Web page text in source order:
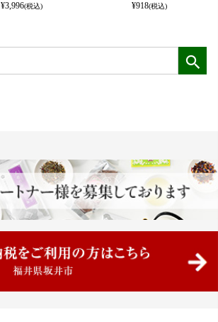
¥3,996(税込)
¥918(税込)